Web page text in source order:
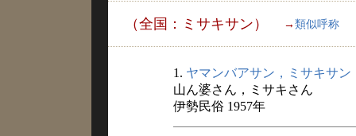
（全国：ミサキサン） → 類似呼称
1. ヤマンバアサン，ミサキサン
山ん婆さん，ミサキさん
伊勢民俗 1957年